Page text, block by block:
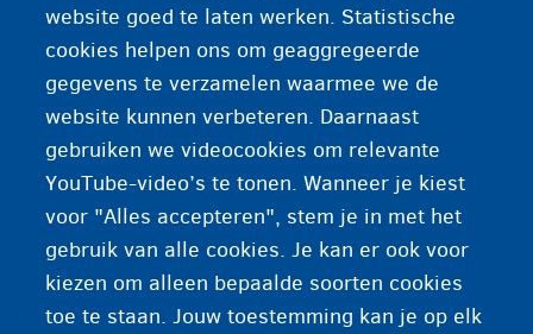
CAW Limburg
ADDE Franstalig België
Ciré Franstalig België
website goed te laten werken. Statistische
cookies helpen ons om geaggregeerde
gegevens te verzamelen waarmee we de
website kunnen verbeteren. Daarnaast
gebruiken we videocookies om relevante
YouTube-video’s te tonen. Wanneer je kiest
voor "Alles accepteren", stem je in met het
gebruik van alle cookies. Je kan er ook voor
kiezen om alleen bepaalde soorten cookies
toe te staan. Jouw toestemming kan je op elk